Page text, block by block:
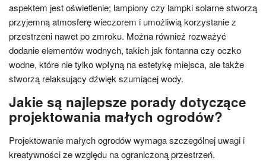
aspektem jest oświetlenie; lampiony czy lampki solarne stworzą
przyjemną atmosferę wieczorem i umożliwią korzystanie z
przestrzeni nawet po zmroku. Można również rozważyć
dodanie elementów wodnych, takich jak fontanna czy oczko
wodne, które nie tylko wpłyną na estetykę miejsca, ale także
stworzą relaksujący dźwięk szumiącej wody.
Jakie są najlepsze porady dotyczące
projektowania małych ogrodów?
Projektowanie małych ogrodów wymaga szczególnej uwagi i
kreatywności ze względu na ograniczoną przestrzeń.